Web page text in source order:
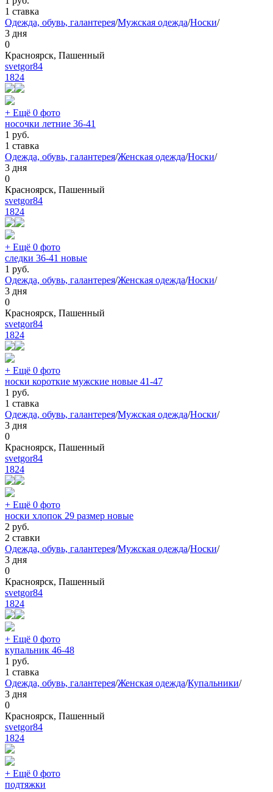
1 ставка
Одежда, обувь, галантерея/Мужская одежда/Носки/
3 дня
0
Красноярск, Пашенный
svetgor84
1824
+ Ещё 0 фото
носочки летние 36-41
1 руб.
1 ставка
Одежда, обувь, галантерея/Женская одежда/Носки/
3 дня
0
Красноярск, Пашенный
svetgor84
1824
+ Ещё 0 фото
следки 36-41 новые
1 руб.
Одежда, обувь, галантерея/Женская одежда/Носки/
3 дня
0
Красноярск, Пашенный
svetgor84
1824
+ Ещё 0 фото
носки короткие мужские новые 41-47
1 руб.
1 ставка
Одежда, обувь, галантерея/Мужская одежда/Носки/
3 дня
0
Красноярск, Пашенный
svetgor84
1824
+ Ещё 0 фото
носки хлопок 29 размер новые
2 руб.
2 ставки
Одежда, обувь, галантерея/Мужская одежда/Носки/
3 дня
0
Красноярск, Пашенный
svetgor84
1824
+ Ещё 0 фото
купальник 46-48
1 руб.
1 ставка
Одежда, обувь, галантерея/Женская одежда/Купальники/
3 дня
0
Красноярск, Пашенный
svetgor84
1824
+ Ещё 0 фото
подтяжки